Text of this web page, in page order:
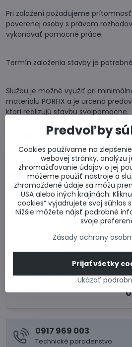
Pri založení požadujeme
poverenej osoby s právom
vykonávať pomocné práce.
Termín založenia stavby je
Službu je možné využiť pri
materiálu PORFIX a je určená
ktorí realizujú stavbu svojpomocne.
Stavba PORFIX
Pozícia
Založenie stavby PORFIX
Služba ZDARMA pri objednávke
dodávky nad 25 paliet .
Dostupnosť:Skladom u dodávateľa
0917 969 003
Technické poradenstvo
Predvoľby
Cookies používame na
webovej stránky, analýzu
zhromažďovanie údajov o jej
môžeme použiť nástroje a
zhromaždené údaje sa môžu
USA alebo iných krajinách.
cookies“ vyjadrujete svoj
Nižšie môžete nájsť podrobné
svoje
Zásady ochrany
Ukázať
Prijať všetky